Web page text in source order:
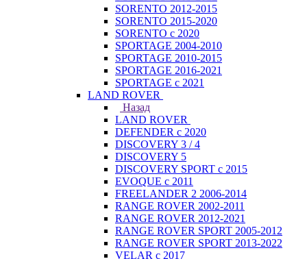
SORENTO 2012-2015
SORENTO 2015-2020
SORENTO с 2020
SPORTAGE 2004-2010
SPORTAGE 2010-2015
SPORTAGE 2016-2021
SPORTAGE с 2021
LAND ROVER
Назад
LAND ROVER
DEFENDER с 2020
DISCOVERY 3 / 4
DISCOVERY 5
DISCOVERY SPORT с 2015
EVOQUE с 2011
FREELANDER 2 2006-2014
RANGE ROVER 2002-2011
RANGE ROVER 2012-2021
RANGE ROVER SPORT 2005-2012
RANGE ROVER SPORT 2013-2022
VELAR с 2017